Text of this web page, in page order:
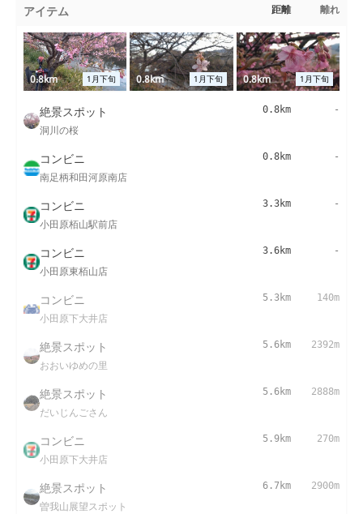
アイテム 距離 離れ
1月下旬
0.8km 1月下旬
0.8km 1月下旬
0.8km
絶景スポット
洞川の桜
0.8km -
コンビニ
南足柄和田河原南店
0.8km -
コンビニ
小田原栢山駅前店
3.3km -
コンビニ
小田原東栢山店
3.6km -
コンビニ
小田原下大井店
5.3km 140m
絶景スポット
おおいゆめの里
5.6km 2392m
絶景スポット
だいじんごさん
5.6km 2888m
コンビニ
小田原下大井店
5.9km 270m
絶景スポット
曽我山展望スポット
6.7km 2900m